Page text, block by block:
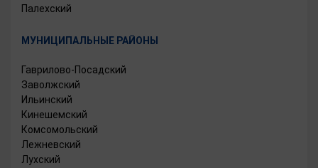
Палехский
МУНИЦИПАЛЬНЫЕ РАЙОНЫ
Гаврилово-Посадский
Заволжский
Ильинский
Кинешемский
Комсомольский
Лежневский
Лухский